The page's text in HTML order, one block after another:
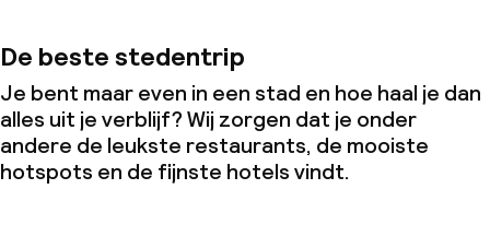
De beste stedentrip
Je bent maar even in een stad en hoe haal je dan
alles uit je verblijf? Wij zorgen dat je onder
andere de leukste restaurants, de mooiste
hotspots en de fijnste hotels vindt.